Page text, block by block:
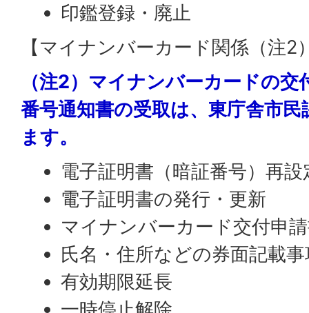
印鑑登録・廃止
【マイナンバーカード関係（注2
（注2）マイナンバーカードの
番号通知書の受取は、東庁舎市
ます。
電子証明書（暗証番号）再設
電子証明書の発行・更新
マイナンバーカード交付申
氏名・住所などの券面記載
有効期限延長